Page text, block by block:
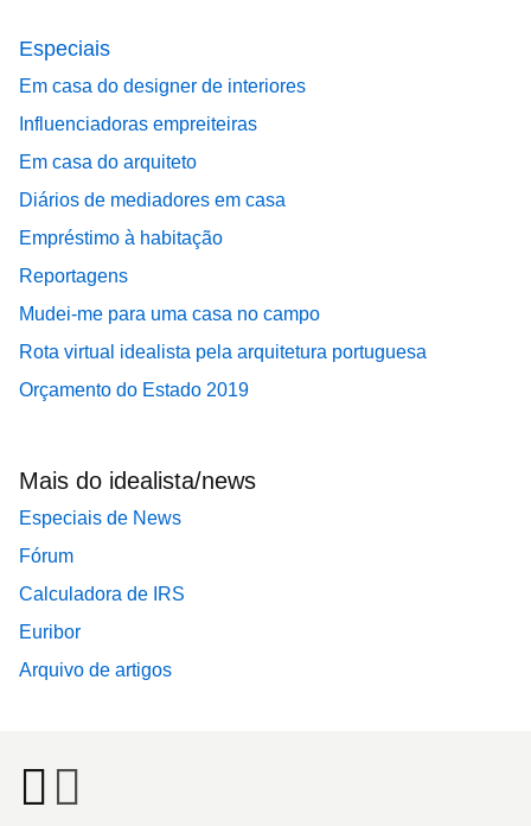
Especiais
Em casa do designer de interiores
Influenciadoras empreiteiras
Em casa do arquiteto
Diários de mediadores em casa
Empréstimo à habitação
Reportagens
Mudei-me para uma casa no campo
Rota virtual idealista pela arquitetura portuguesa
Orçamento do Estado 2019
Mais do idealista/news
Especiais de News
Fórum
Calculadora de IRS
Euribor
Arquivo de artigos